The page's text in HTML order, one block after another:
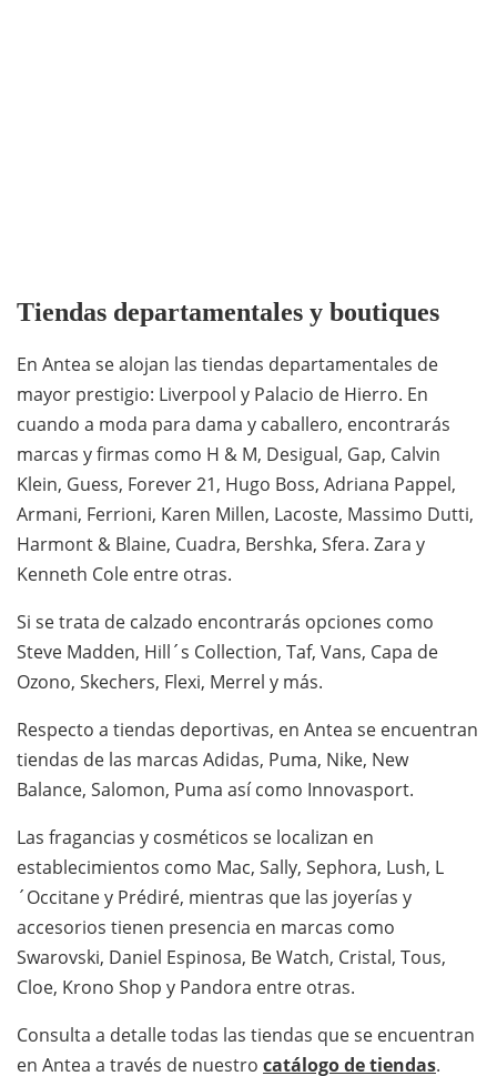
Tiendas departamentales y boutiques
En Antea se alojan las tiendas departamentales de
mayor prestigio: Liverpool y Palacio de Hierro. En
cuando a moda para dama y caballero, encontrarás
marcas y firmas como H & M, Desigual, Gap, Calvin
Klein, Guess, Forever 21, Hugo Boss, Adriana Pappel,
Armani, Ferrioni, Karen Millen, Lacoste, Massimo Dutti,
Harmont & Blaine, Cuadra, Bershka, Sfera. Zara y
Kenneth Cole entre otras.
Si se trata de calzado encontrarás opciones como
Steve Madden, Hill´s Collection, Taf, Vans, Capa de
Ozono, Skechers, Flexi, Merrel y más.
Respecto a tiendas deportivas, en Antea se encuentran
tiendas de las marcas Adidas, Puma, Nike, New
Balance, Salomon, Puma así como Innovasport.
Las fragancias y cosméticos se localizan en
establecimientos como Mac, Sally, Sephora, Lush, L
´Occitane y Prédiré, mientras que las joyerías y
accesorios tienen presencia en marcas como
Swarovski, Daniel Espinosa, Be Watch, Cristal, Tous,
Cloe, Krono Shop y Pandora entre otras.
Consulta a detalle todas las tiendas que se encuentran
en Antea a través de nuestro catálogo de tiendas.